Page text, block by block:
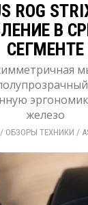
ROG
В
СЕГМЕНТЕ
железо
/ ОБЗОРЫ ТЕХНИКИ /